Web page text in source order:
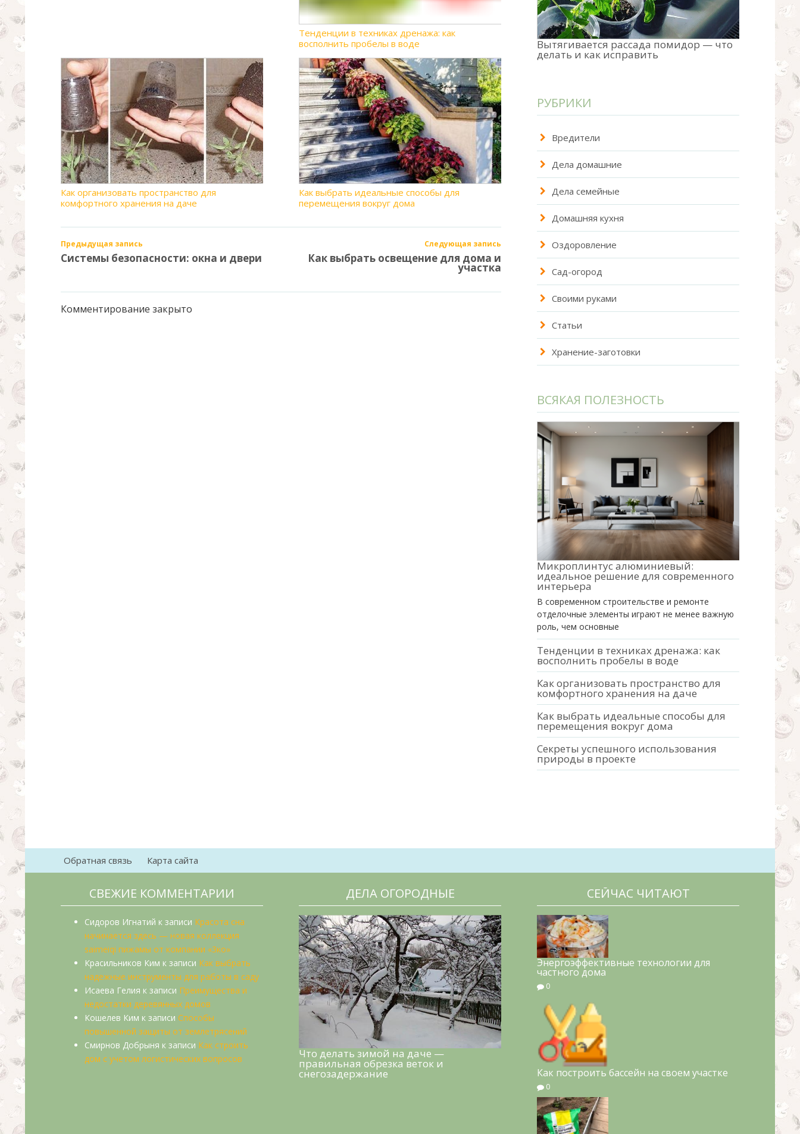
Тенденции в техниках дренажа: как
восполнить пробелы в воде
Как организовать пространство для
комфортного хранения на даче
Как выбрать идеальные способы для
перемещения вокруг дома
Предыдущая запись
Системы безопасности: окна и двери
Следующая запись
Как выбрать освещение для дома и
участка
Комментирование закрыто
Вытягивается рассада помидор — что
делать и как исправить
РУБРИКИ
Вредители
Дела домашние
Дела семейные
Домашняя кухня
Оздоровление
Сад-огород
Своими руками
Статьи
Хранение-заготовки
ВСЯКАЯ ПОЛЕЗНОСТЬ
Микроплинтус алюминиевый:
идеальное решение для современного
интерьера
В современном строительстве и ремонте
отделочные элементы играют не менее важную
роль, чем основные
Тенденции в техниках дренажа: как
восполнить пробелы в воде
Как организовать пространство для
комфортного хранения на даче
Как выбрать идеальные способы для
перемещения вокруг дома
Секреты успешного использования
природы в проекте
Обратная связь Карта сайта
СВЕЖИЕ КОММЕНТАРИИ
Сидоров Игнатий к записи Красота сна
начинается здесь — новая коллекция
saimeiqi пижамы от компании «3ко»
Красильников Ким к записи Как выбрать
надежные инструменты для работы в саду
Исаева Гелия к записи Преимущества и
недостатки деревянных домов
Кошелев Ким к записи Способы
повышенной защиты от землетрясений
Смирнов Добрыня к записи Как строить
дом с учетом логистических вопросов
ДЕЛА ОГОРОДНЫЕ
Что делать зимой на даче —
правильная обрезка веток и
снегозадержание
СЕЙЧАС ЧИТАЮТ
Энергоэффективные технологии для
частного дома
0
Как построить бассейн на своем участке
0